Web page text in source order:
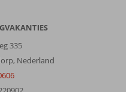
335
Nederland